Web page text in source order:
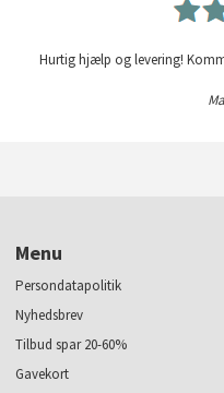
Hurtig hjælp og levering!
Menu
Persondatapolitik
Nyhedsbrev
Tilbud spar 20-60%
Gavekort